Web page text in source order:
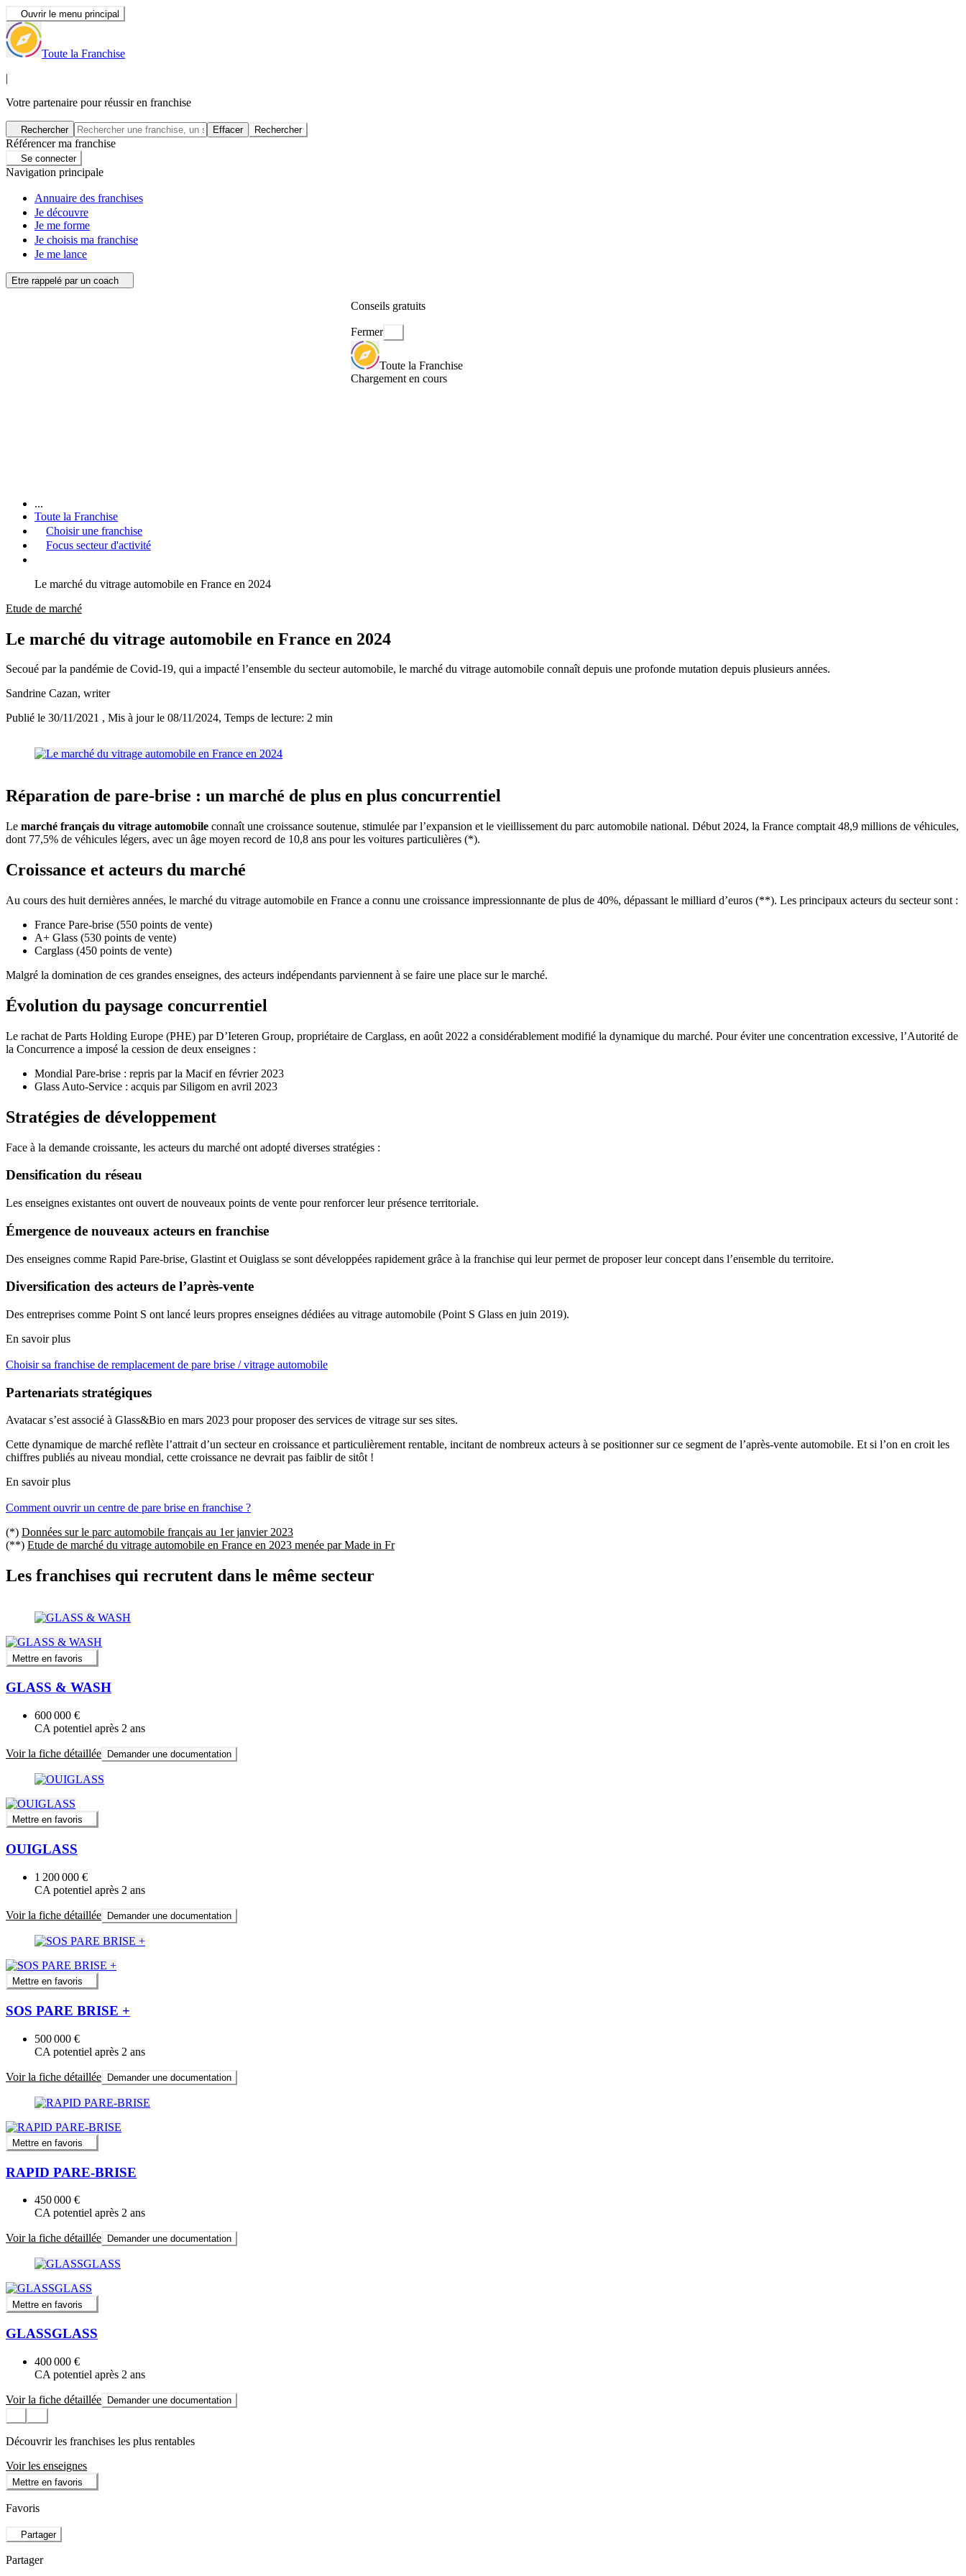
Ouvrir le menu principal
Toute la Franchise
|
Votre partenaire pour réussir en franchise
Rechercher Effacer Rechercher
Référencer ma franchise
Se connecter
Navigation principale
Annuaire des franchises
Je découvre
Je me forme
Je choisis ma franchise
Je me lance
Etre rappelé par un coach
Conseils gratuits
Fermer
Toute la Franchise
Chargement en cours
...
Toute la Franchise
Choisir une franchise
Focus secteur d'activité
Le marché du vitrage automobile en France en 2024
Etude de marché
Le marché du vitrage automobile en France en 2024
Secoué par la pandémie de Covid-19, qui a impacté l’ensemble du secteur automobile, le marché du vitrage automobile connaît depuis une profonde mutation depuis plusieurs années.
Sandrine Cazan, writer
Publié le 30/11/2021 , Mis à jour le 08/11/2024, Temps de lecture: 2 min
Réparation de pare-brise : un marché de plus en plus concurrentiel
Le marché français du vitrage automobile connaît une croissance soutenue, stimulée par l’expansion et le vieillissement du parc automobile national. Début 2024, la France comptait 48,9 millions de véhicules,
dont 77,5% de véhicules légers, avec un âge moyen record de 10,8 ans pour les voitures particulières (*).
Croissance et acteurs du marché
Au cours des huit dernières années, le marché du vitrage automobile en France a connu une croissance impressionnante de plus de 40%, dépassant le milliard d’euros (**). Les principaux acteurs du secteur sont :
France Pare-brise (550 points de vente)
A+ Glass (530 points de vente)
Carglass (450 points de vente)
Malgré la domination de ces grandes enseignes, des acteurs indépendants parviennent à se faire une place sur le marché.
Évolution du paysage concurrentiel
Le rachat de Parts Holding Europe (PHE) par D’Ieteren Group, propriétaire de Carglass, en août 2022 a considérablement modifié la dynamique du marché. Pour éviter une concentration excessive, l’Autorité de
la Concurrence a imposé la cession de deux enseignes :
Mondial Pare-brise : repris par la Macif en février 2023
Glass Auto-Service : acquis par Siligom en avril 2023
Stratégies de développement
Face à la demande croissante, les acteurs du marché ont adopté diverses stratégies :
Densification du réseau
Les enseignes existantes ont ouvert de nouveaux points de vente pour renforcer leur présence territoriale.
Émergence de nouveaux acteurs en franchise
Des enseignes comme Rapid Pare-brise, Glastint et Ouiglass se sont développées rapidement grâce à la franchise qui leur permet de proposer leur concept dans l’ensemble du territoire.
Diversification des acteurs de l’après-vente
Des entreprises comme Point S ont lancé leurs propres enseignes dédiées au vitrage automobile (Point S Glass en juin 2019).
En savoir plus
Choisir sa franchise de remplacement de pare brise / vitrage automobile
Partenariats stratégiques
Avatacar s’est associé à Glass&Bio en mars 2023 pour proposer des services de vitrage sur ses sites.
Cette dynamique de marché reflète l’attrait d’un secteur en croissance et particulièrement rentable, incitant de nombreux acteurs à se positionner sur ce segment de l’après-vente automobile. Et si l’on en croit les
chiffres publiés au niveau mondial, cette croissance ne devrait pas faiblir de sitôt !
En savoir plus
Comment ouvrir un centre de pare brise en franchise ?
(*) Données sur le parc automobile français au 1er janvier 2023
(**) Etude de marché du vitrage automobile en France en 2023 menée par Made in Fr
Les franchises qui recrutent dans le même secteur
Mettre en favoris
GLASS & WASH
600 000 €
CA potentiel après 2 ans
Voir la fiche détaillée Demander une documentation
Mettre en favoris
OUIGLASS
1 200 000 €
CA potentiel après 2 ans
Voir la fiche détaillée Demander une documentation
Mettre en favoris
SOS PARE BRISE +
500 000 €
CA potentiel après 2 ans
Voir la fiche détaillée Demander une documentation
Mettre en favoris
RAPID PARE-BRISE
450 000 €
CA potentiel après 2 ans
Voir la fiche détaillée Demander une documentation
Mettre en favoris
GLASSGLASS
400 000 €
CA potentiel après 2 ans
Voir la fiche détaillée Demander une documentation
Découvrir les franchises les plus rentables
Voir les enseignes
Mettre en favoris
Favoris
Partager
Partager